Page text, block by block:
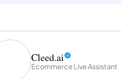
Cleed.ai
Ecommerce Live Assistant